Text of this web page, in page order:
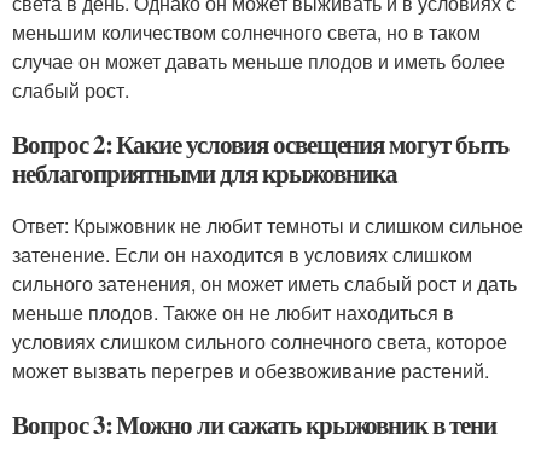
меньшим количеством солнечного света, но в таком
случае он может давать меньше плодов и иметь более
слабый рост.
Вопрос 2: Какие условия освещения могут быть
неблагоприятными для крыжовника
Ответ: Крыжовник не любит темноты и слишком сильное
затенение. Если он находится в условиях слишком
сильного затенения, он может иметь слабый рост и дать
меньше плодов. Также он не любит находиться в
условиях слишком сильного солнечного света, которое
может вызвать перегрев и обезвоживание растений.
Вопрос 3: Можно ли сажать крыжовник в тени